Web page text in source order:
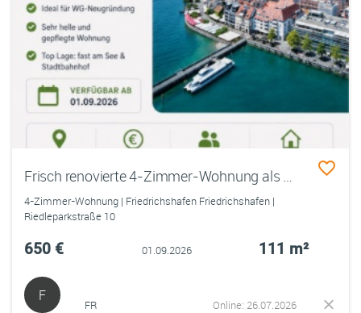
Frisch renovierte 4-Zimmer-Wohnung als WG-Neugründung in Friedrichshafen - ab 01.09.2026
4-Zimmer-Wohnung | Friedrichshafen Friedrichshafen |
Riedleparkstraße 10
650 € 01.09.2026 111 m²
F
FR Online: 26.07.2026